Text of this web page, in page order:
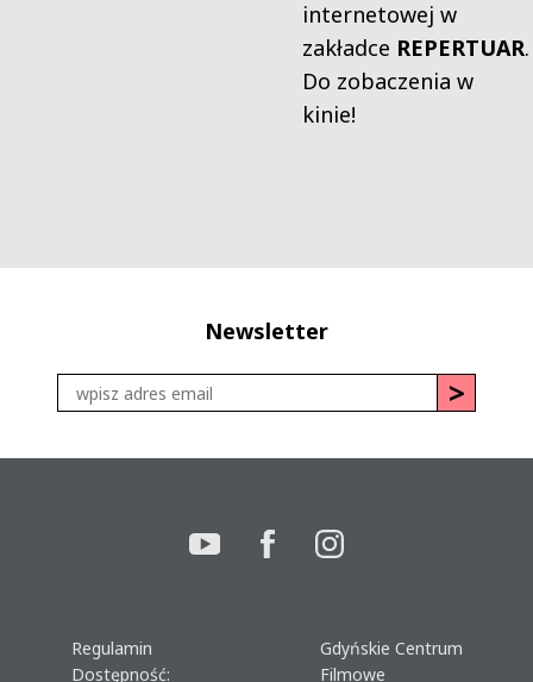
internetowej w
zakładce REPERTUAR.
Do zobaczenia w
kinie!
Newsletter
Regulamin
Dostępność:
Gdyńskie Centrum
Filmowe